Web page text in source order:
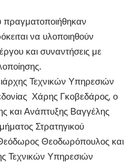
πραγματοποιήθηκαν
να υλοποιηθούν
και συναντήσεις με
Τεχνικών Υπηρεσιών
Χάρης Γκοβεδάρος, ο
και Ανάπτυξης Βαγγέλης
Στρατηγικού
Θεοδωρόπουλος και
Τεχνικών Υπηρεσιών